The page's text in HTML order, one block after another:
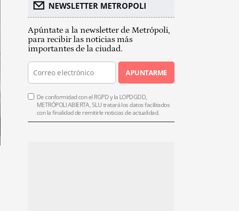
NEWSLETTER METROPOLI
Apúntate a la newsletter de Metrópoli,
para recibir las noticias más
importantes de la ciudad.
APUNTARME
De conformidad con el RGPD y la LOPDGDD,
METRÓPOLI ABIERTA, SLU tratará los datos facilitados
con la finalidad de remitirle noticias de actualidad.